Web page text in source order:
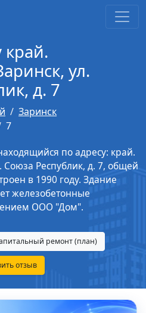
край.
ул.
д. 7
Заринск
7
по адресу: край.
Союза Республик, д. 7, общей
в 1990 году. Здание
железобетонные
ООО "Дом".
ремонт (план)
отзыв